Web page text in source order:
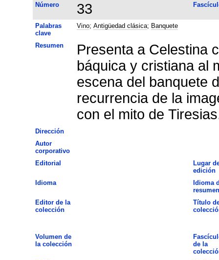
Número 33
Palabras
clave
Vino; Antigüedad clásica; Banquete
Resumen
Presenta a Celestina
báquica y cristiana al
escena del banquete
recurrencia de la
con el mito de
Dirección
Autor
corporativo
Editorial
Lugar
edición
Idioma
Idioma
resumen
Editor de la
colección
Título
Volumen de
la colección
de la